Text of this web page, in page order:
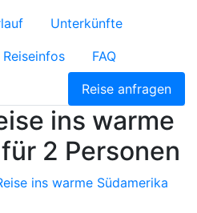
Unterkünfte
Reiseinfos FAQ
Reise anfragen
ins warme
2 Personen